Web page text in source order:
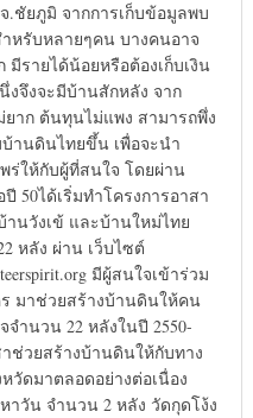
.ชัยภูมิ จากการเก็บข้อมูลพบ
หรับหลายๆคน บางคนอาจ
มีรายได้น้อยหรือต้องเก็บเงิน
จึงจะมีบ้านสักหลัง จาก
าก ต้นทุนไม่แพง สามารถพึ่ง
บ้านดินไทยขึ้น เพื่อจะนำ
ร่ให้กับผู้ที่สนใจ โดยผ่าน
50ได้เริ่มทำโครงการอาสา
นวังเข้ และบ้านใหม่ไทย
หลัง ผ่าน เว็บไซต์
มีผู้สนใจเข้าร่วม
มาช่วยสร้างบ้านดินให้คน
ำนวน 22 หลังในปี 2550-
ช่วยสร้างบ้านดินให้กับทาง
วัดมาตลอดอย่างต่อเนื่อง
าวัน จำนวน 2 หลัง วัดกุดโง้ง